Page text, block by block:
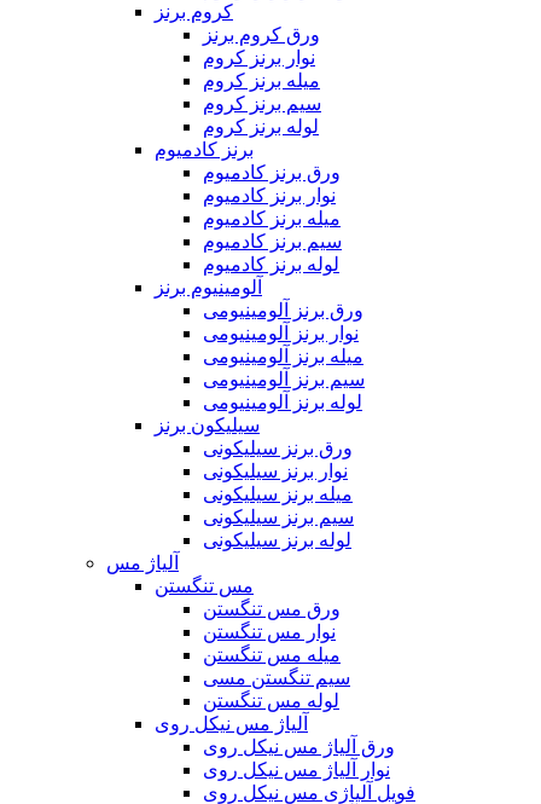
کروم برنز
ورق کروم برنز
نوار برنز کروم
میله برنز کروم
سیم برنز کروم
لوله برنز کروم
برنز کادمیوم
ورق برنز کادمیوم
نوار برنز کادمیوم
میله برنز کادمیوم
سیم برنز کادمیوم
لوله برنز کادمیوم
آلومینیوم برنز
ورق برنز آلومینیومی
نوار برنز آلومینیومی
میله برنز آلومینیومی
سیم برنز آلومینیومی
لوله برنز آلومینیومی
سیلیکون برنز
ورق برنز سیلیکونی
نوار برنز سیلیکونی
میله برنز سیلیکونی
سیم برنز سیلیکونی
لوله برنز سیلیکونی
آلیاژ مس
مس تنگستن
ورق مس تنگستن
نوار مس تنگستن
میله مس تنگستن
سیم تنگستن مسی
لوله مس تنگستن
آلیاژ مس نیکل روی
ورق آلیاژ مس نیکل روی
نوار آلیاژ مس نیکل روی
فویل آلیاژی مس نیکل روی